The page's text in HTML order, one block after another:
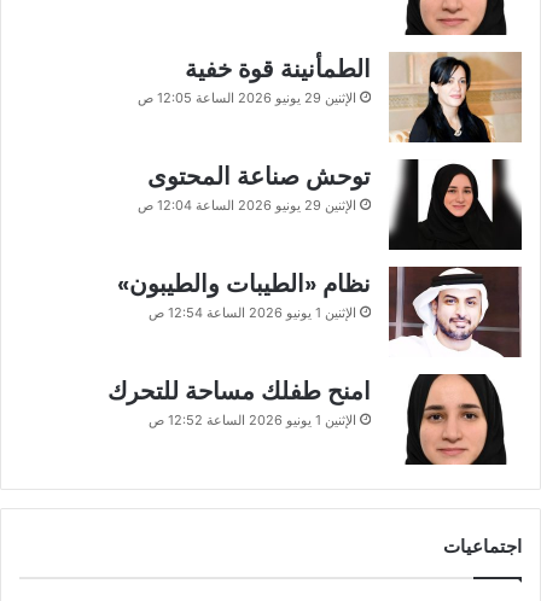
الطمأنينة قوة خفية
الإثنين 29 يونيو 2026 الساعة 12:05 ص
توحش صناعة المحتوى
الإثنين 29 يونيو 2026 الساعة 12:04 ص
نظام «الطيبات والطيبون»
الإثنين 1 يونيو 2026 الساعة 12:54 ص
امنح طفلك مساحة للتحرك
الإثنين 1 يونيو 2026 الساعة 12:52 ص
اجتماعيات